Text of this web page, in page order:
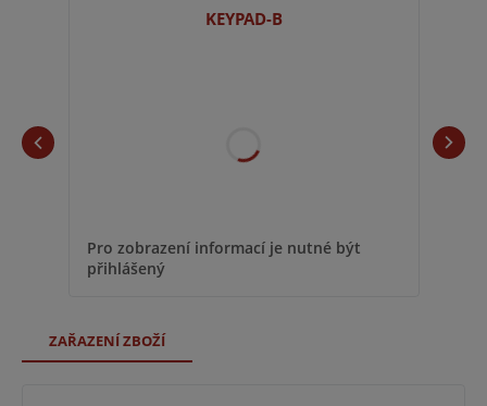
KEYPAD-B
Pro zobrazení informací je nutné být
přihlášený
ZAŘAZENÍ ZBOŽÍ